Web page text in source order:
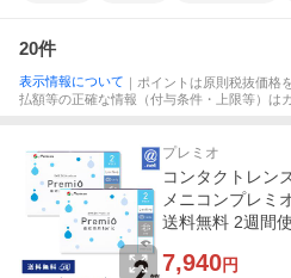
20件
表示情報について ｜ポイントは原則税抜価格
払額等の正確な情報（付与条件・上限等）は
プレミオ
コンタクトレン
メニコンプレミ
送料無料
7,940円